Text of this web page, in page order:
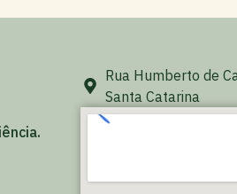
Rua Humberto de
Santa Catarina